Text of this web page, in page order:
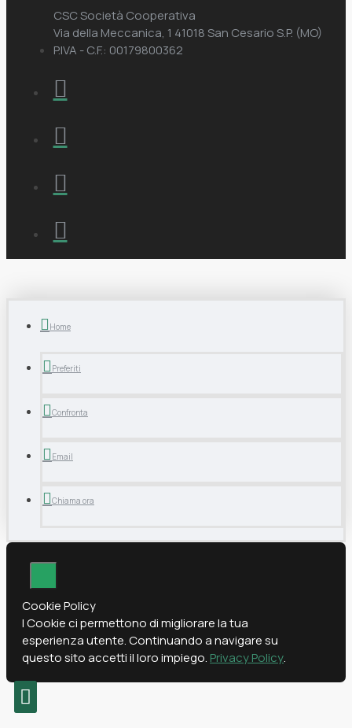
CSC Società Cooperativa
Via della Meccanica, 1 41018 San Cesario S.P. (MO)
P.IVA - C.F.: 00179800362
Home
Preferiti
Confronta
Email
Chiama ora
Cookie Policy
I Cookie ci permettono di migliorare la tua
esperienza utente. Continuando a navigare su
questo sito accetti il loro impiego. Privacy Policy.